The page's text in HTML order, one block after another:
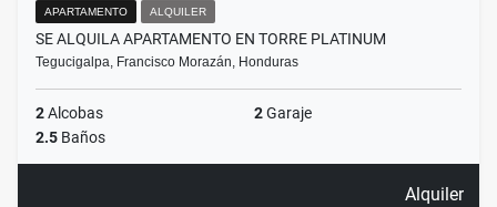
APARTAMENTO ALQUILER
SE ALQUILA APARTAMENTO EN TORRE PLATINUM
Tegucigalpa, Francisco Morazán, Honduras
2Alcobas 2Garaje
2.5 Baños
Alquiler